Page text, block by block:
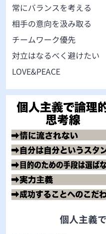
常にバランスを考える
相手の意向を汲み取る
チームワーク優先
対立はなるべく避けたい
LOVE&PEACE
個人主義